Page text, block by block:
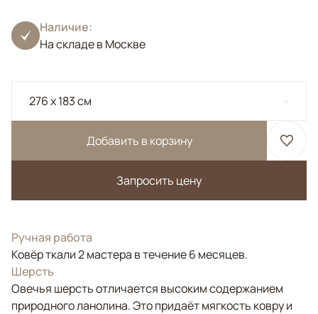
Наличие:
На складе в Москве
276 x 183 см
Добавить в корзину
Запросить цену
Ручная работа
Ковёр ткали 2 мастера в течение 6 месяцев.
Шерсть
Овечья шерсть отличается высоким содержанием
природного ланолина. Это придаёт мягкость ковру и